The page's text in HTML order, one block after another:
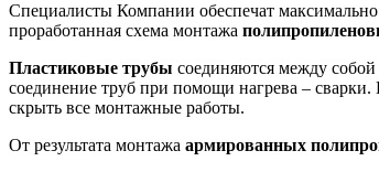
Специалисты Компании обеспечат максимально
проработанная схема монтажа
Пластиковые трубы соединяются между
соединение труб при помощи нагрева –
скрыть все монтажные работы.
От результата монтажа армированных